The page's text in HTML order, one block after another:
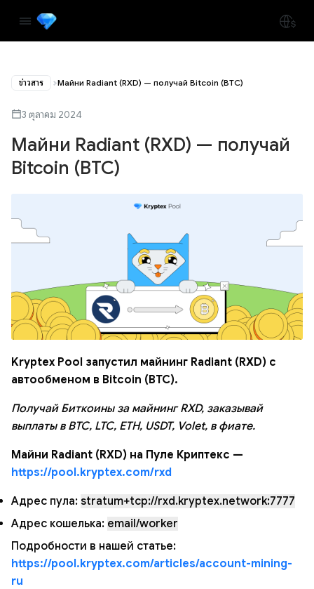
ข่าวสาร Майни Radiant (RXD) — получай Bitcoin (BTC)
3 ตุลาคม 2024
Майни Radiant (RXD) — получай
Bitcoin (BTC)
Kryptex Pool запустил майнинг Radiant (RXD) с
автообменом в Bitcoin (BTC).
Получай Биткоины за майнинг RXD, заказывай
выплаты в BTC, LTC, ETH, USDT, Volet, в фиате.
Майни Radiant (RXD) на Пуле Криптекс —
https://pool.kryptex.com/rxd
Адрес пула: stratum+tcp://rxd.kryptex.network:7777
Адрес кошелька: email/worker
Подробности в нашей статье:
https://pool.kryptex.com/articles/account-mining-
ru